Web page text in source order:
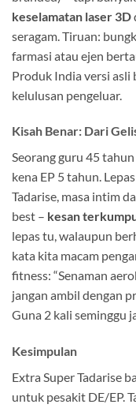
keselamatan laser 3D
seragam. Tiruan:
farmasi atau ejen
Produk India versi asli
kelulusan pengeluar.
Kisah Benar: Dari
Seorang guru 45
kena EP 5 tahun.
Tadarise, masa intim
best – kesan
lepas tu, walaupun
kata kita macam
fitness: “Senaman
jangan ambil dengan
Guna 2 kali seminggu
Kesimpulan
Extra Super Tadarise
untuk pesakit DE/EP.